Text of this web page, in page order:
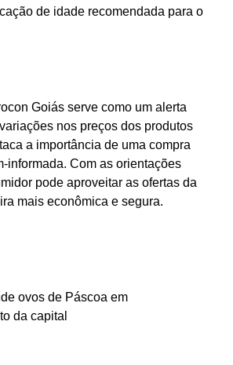
de idade recomendada para o
Goiás serve como um alerta
nos preços dos produtos
a importância de uma compra
informada. Com as orientações
pode aproveitar as ofertas da
mais econômica e segura.
ovos de Páscoa em
da capital